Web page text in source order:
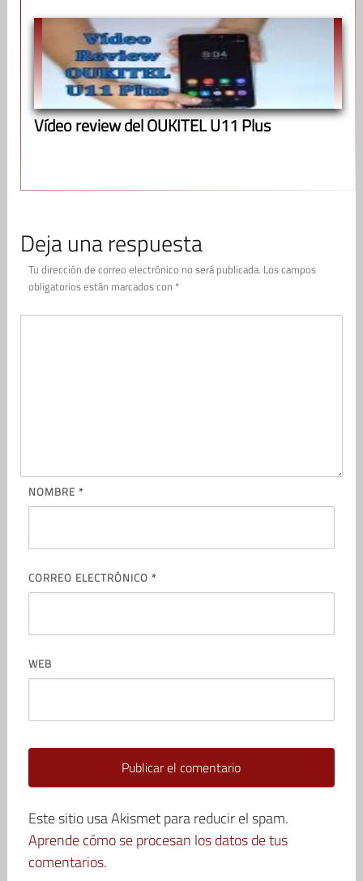
Vídeo review del OUKITEL U11 Plus
Deja una respuesta
Tu dirección de correo electrónico no será publicada. Los campos
obligatorios están marcados con *
NOMBRE *
CORREO ELECTRÓNICO *
WEB
Este sitio usa Akismet para reducir el spam.
Aprende cómo se procesan los datos de tus
comentarios.